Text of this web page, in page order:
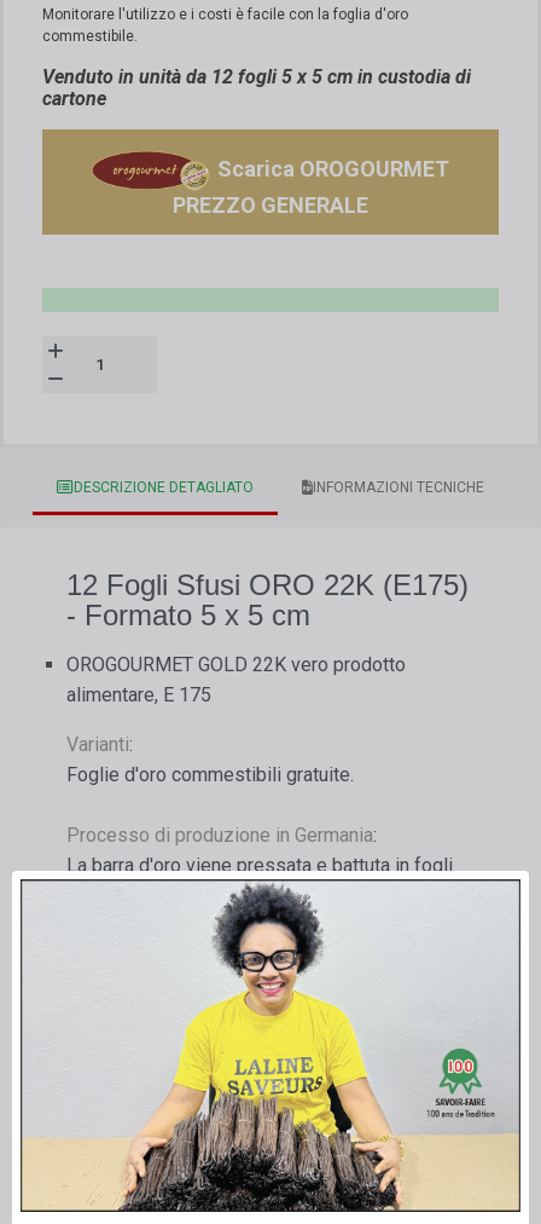
Monitorare l'utilizzo e i costi è facile con la foglia d'oro
commestibile.
Venduto in unità da 12 fogli 5 x 5 cm in custodia di
cartone
Scarica OROGOURMET
PREZZO GENERALE
DESCRIZIONE DETAGLIATO INFORMAZIONI TECNICHE
12 Fogli Sfusi ORO 22K (E175)
- Formato 5 x 5 cm
OROGOURMET GOLD 22K vero prodotto
alimentare, E 175
Varianti:
Foglie d'oro commestibili gratuite.
Processo di produzione in Germania:
La barra d'oro viene pressata e battuta in fogli
con uno spessore di circa 0,125 µ e poi tagliata
in quadrati o trasformati in glitter, polvere o altre
Informazioni aggiuntive:
Il prodotto è riconosciuto come sicuro nell'UE e
registrato con il numero E 175.
Ogni prodotto ha il suo numero di lotto univoco.
Il prodotto è conforme alle norme CEE, le più
esigenti al mondo.